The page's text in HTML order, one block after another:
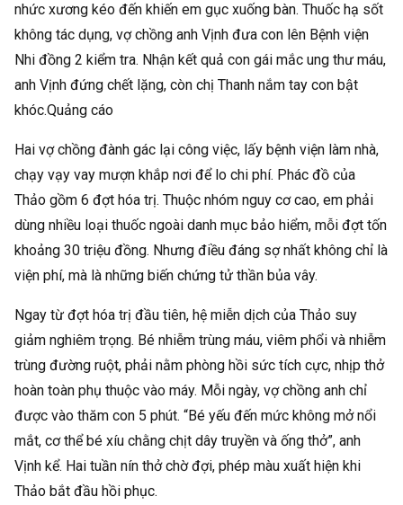
nhức xương kéo đến khiến em gục xuống bàn. Thuốc hạ sốt
không tác dụng, vợ chồng anh Vịnh đưa con lên Bệnh viện
Nhi đồng 2 kiểm tra. Nhận kết quả con gái mắc ung thư máu,
anh Vịnh đứng chết lặng, còn chị Thanh nắm tay con bật
khóc.Quảng cáo
Hai vợ chồng đành gác lại công việc, lấy bệnh viện làm nhà,
chạy vạy vay mượn khắp nơi để lo chi phí. Phác đồ của
Thảo gồm 6 đợt hóa trị. Thuộc nhóm nguy cơ cao, em phải
dùng nhiều loại thuốc ngoài danh mục bảo hiểm, mỗi đợt tốn
khoảng 30 triệu đồng. Nhưng điều đáng sợ nhất không chỉ là
viện phí, mà là những biến chứng tử thần bủa vây.
Ngay từ đợt hóa trị đầu tiên, hệ miễn dịch của Thảo suy
giảm nghiêm trọng. Bé nhiễm trùng máu, viêm phổi và nhiễm
trùng đường ruột, phải nằm phòng hồi sức tích cực, nhịp thở
hoàn toàn phụ thuộc vào máy. Mỗi ngày, vợ chồng anh chỉ
được vào thăm con 5 phút. “Bé yếu đến mức không mở nổi
mắt, cơ thể bé xíu chằng chịt dây truyền và ống thở”, anh
Vịnh kể. Hai tuần nín thở chờ đợi, phép màu xuất hiện khi
Thảo bắt đầu hồi phục.